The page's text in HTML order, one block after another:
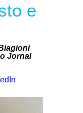
e
Jornal